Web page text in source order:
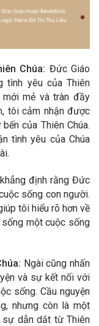
Chúa: Đức Giáo
tình yêu của Thiên
mới mẻ và tràn đầy
tôi cảm nhận được
của Thiên Chúa.
tình yêu của Chúa
định rằng Đức
sống con người.
tôi hiểu rõ hơn về
một cuộc sống
Ngài cũng nhấn
và sự kết nối với
sống. Cầu nguyện
nhưng còn là một
dẫn dắt từ Thiên